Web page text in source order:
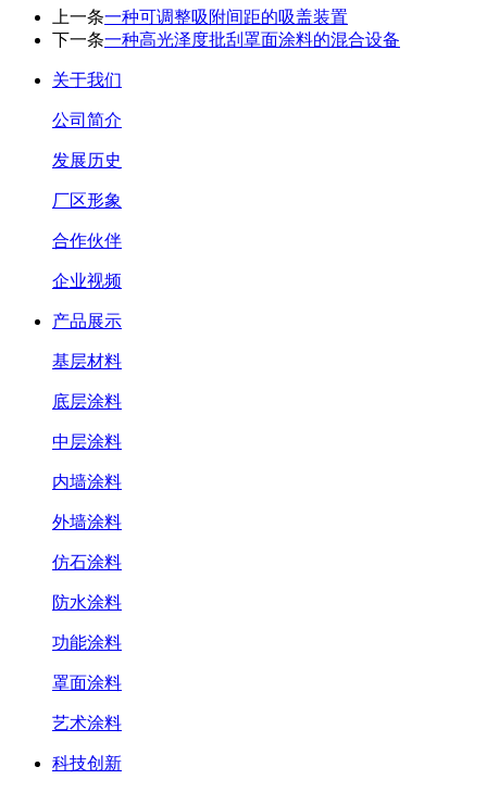
上一条一种可调整吸附间距的吸盖装置
下一条一种高光泽度批刮罩面涂料的混合设备
关于我们
公司简介
发展历史
厂区形象
合作伙伴
企业视频
产品展示
基层材料
底层涂料
中层涂料
内墙涂料
外墙涂料
仿石涂料
防水涂料
功能涂料
罩面涂料
艺术涂料
科技创新